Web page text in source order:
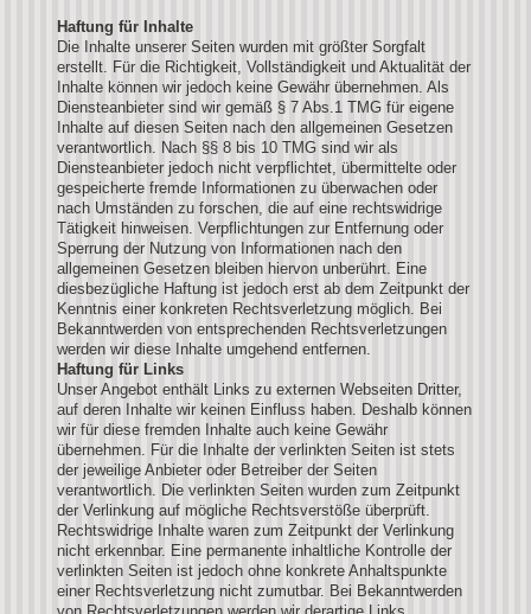
Haftung für Inhalte
Die Inhalte unserer Seiten wurden mit größter Sorgfalt
erstellt. Für die Richtigkeit, Vollständigkeit und Aktualität der
Inhalte können wir jedoch keine Gewähr übernehmen. Als
Diensteanbieter sind wir gemäß § 7 Abs.1 TMG für eigene
Inhalte auf diesen Seiten nach den allgemeinen Gesetzen
verantwortlich. Nach §§ 8 bis 10 TMG sind wir als
Diensteanbieter jedoch nicht verpflichtet, übermittelte oder
gespeicherte fremde Informationen zu überwachen oder
nach Umständen zu forschen, die auf eine rechtswidrige
Tätigkeit hinweisen. Verpflichtungen zur Entfernung oder
Sperrung der Nutzung von Informationen nach den
allgemeinen Gesetzen bleiben hiervon unberührt. Eine
diesbezügliche Haftung ist jedoch erst ab dem Zeitpunkt der
Kenntnis einer konkreten Rechtsverletzung möglich. Bei
Bekanntwerden von entsprechenden Rechtsverletzungen
werden wir diese Inhalte umgehend entfernen.
Haftung für Links
Unser Angebot enthält Links zu externen Webseiten Dritter,
auf deren Inhalte wir keinen Einfluss haben. Deshalb können
wir für diese fremden Inhalte auch keine Gewähr
übernehmen. Für die Inhalte der verlinkten Seiten ist stets
der jeweilige Anbieter oder Betreiber der Seiten
verantwortlich. Die verlinkten Seiten wurden zum Zeitpunkt
der Verlinkung auf mögliche Rechtsverstöße überprüft.
Rechtswidrige Inhalte waren zum Zeitpunkt der Verlinkung
nicht erkennbar. Eine permanente inhaltliche Kontrolle der
verlinkten Seiten ist jedoch ohne konkrete Anhaltspunkte
einer Rechtsverletzung nicht zumutbar. Bei Bekanntwerden